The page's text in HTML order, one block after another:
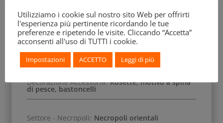
Mancinelli-Scotti
Soggetto: Gorgoneion, sfingi, leoni,
pantere, cavalieri, figura maschile danzante,
aquila, cervo, tripode
Decorazione Accessoria: Rosette, motivo a spina
di pesce, bastoncelli
Settore - Necropoli: Necropoli orientali
Utilizziamo i cookie sul nostro sito Web per offrirti
l'esperienza più pertinente ricordando le tue
preferenze e ripetendo le visite. Cliccando “Accetta”
acconsenti all'uso di TUTTI i cookie.
Impostazioni ACCETTO Leggi di più